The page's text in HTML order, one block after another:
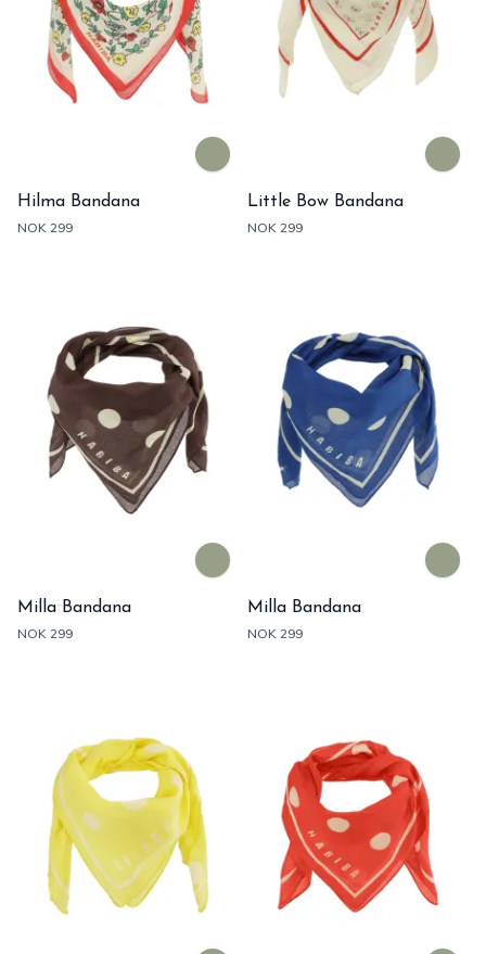
Hilma Bandana
NOK 299
Little Bow Bandana
NOK 299
Milla Bandana
NOK 299
Milla Bandana
NOK 299